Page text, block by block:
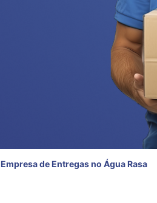
Empresa de Entregas no Água Rasa